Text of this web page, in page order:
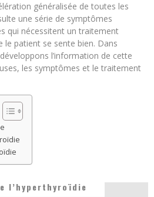
généralisée de toutes les
une série de symptômes
qui nécessitent un traitement
le patient se sente bien. Dans
l’information de cette
les symptômes et le traitement
l’hyperthyroïdie